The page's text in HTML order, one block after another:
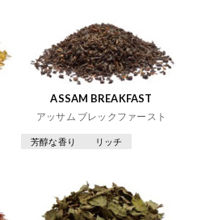
ASSAM BREAKFAST
アッサム ブレックファースト
芳醇な香り リッチ